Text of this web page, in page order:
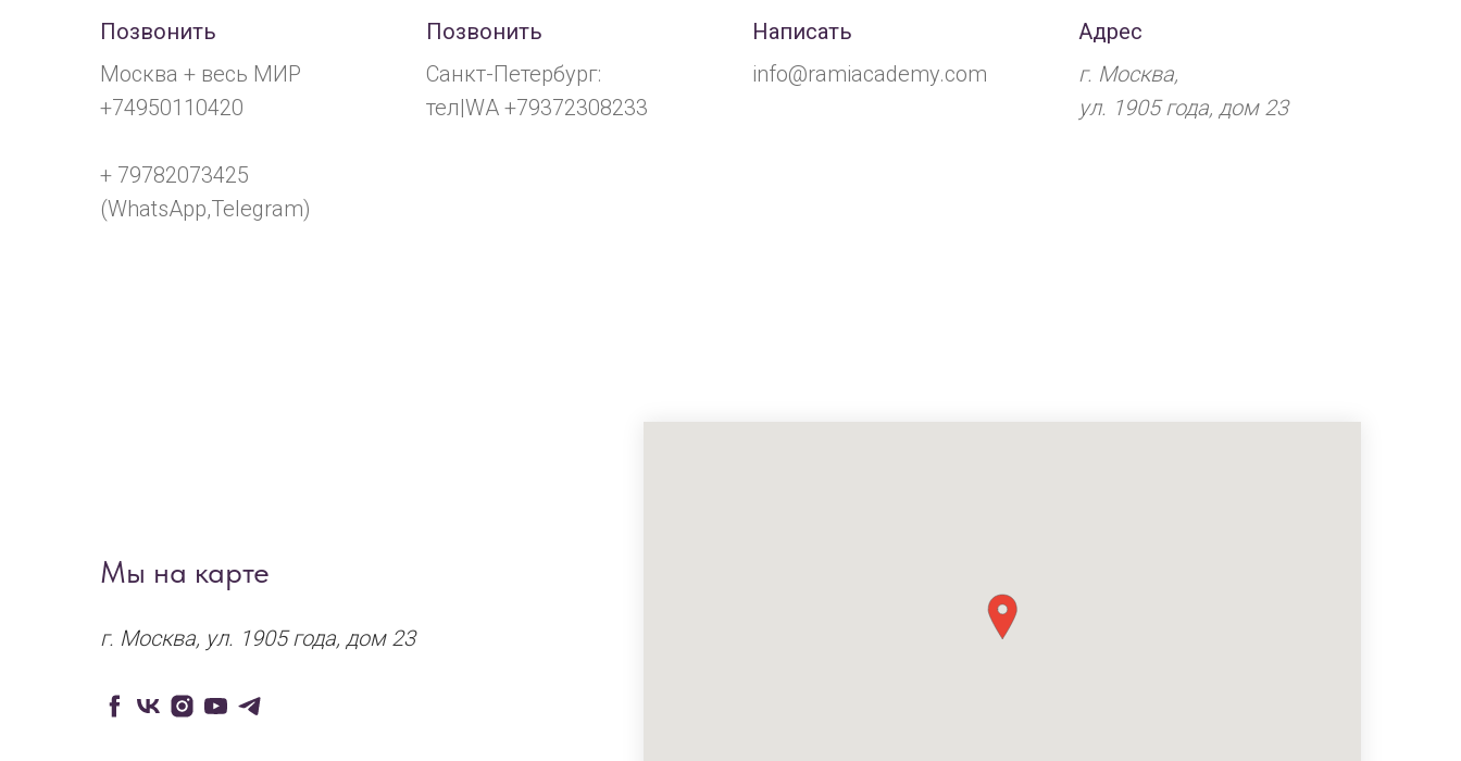
Позвонить
Москва + весь МИР
+74950110420
+ 79782073425
(WhatsApp,Telegram)
Позвонить
Санкт-Петербург:
тел|WA +79372308233
Написать
info@ramiacademy.com
Адрес
г. Москва,
ул. 1905 года, дом 23
Мы на карте
г. Москва, ул. 1905 года, дом 23